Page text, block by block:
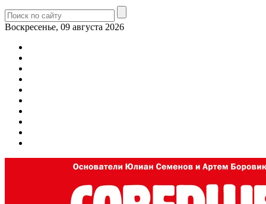
Воскресенье, 09 августа 2026